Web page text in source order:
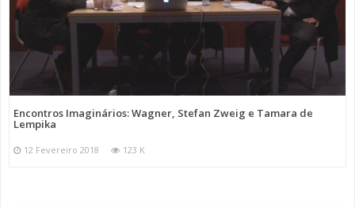
Encontros Imaginários: Wagner, Stefan Zweig e Tamara de
Lempika
12 Fevereiro 2018 123 K